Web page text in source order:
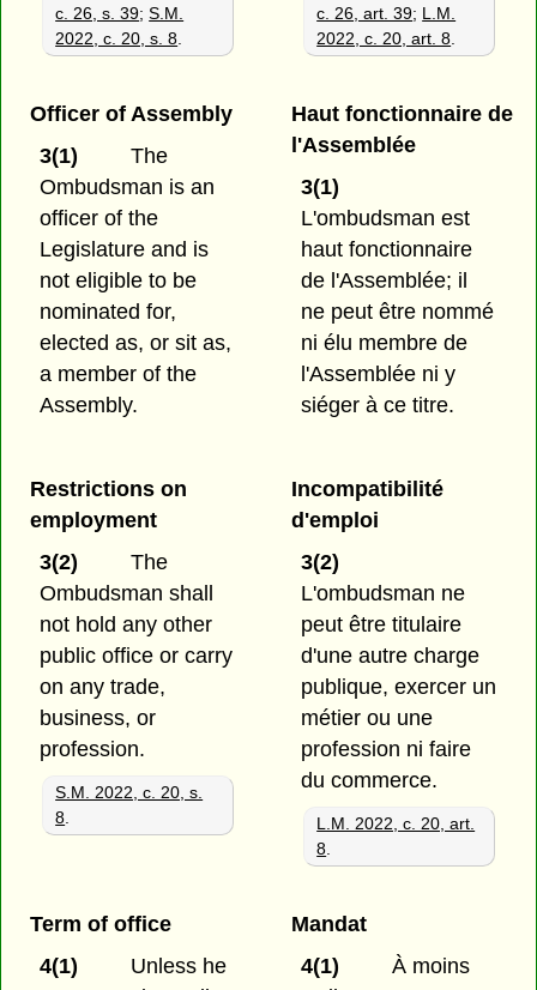
c. 26, s. 39;S.M.
2022, c. 20, s. 8
c. 26, art. 39; L.M.
2022, c. 20, art. 8
Officer of Assembly
3(1)
The
Ombudsman is an
officer of the
Legislature and is
not eligible to be
nominated for,
elected as, or sit as,
a member of the
Assembly.
Haut fonctionnaire de
l'Assemblée
3(1)
L'ombudsman est
haut fonctionnaire
de l'Assemblée; il
ne peut être nommé
ni élu membre de
l'Assemblée ni y
siéger à ce titre.
Restrictions on
employment
3(2)
The
Ombudsman shall
not hold any other
public office or carry
on any trade,
business, or
profession.
S.M. 2022, c. 20, s.
8
Incompatibilité
d'emploi
3(2)
L'ombudsman ne
peut être titulaire
d'une autre charge
publique, exercer un
métier ou une
profession ni faire
du commerce.
L.M. 2022, c. 20, art.
8
Term of office
4(1)
Unless he
Mandat
4(1)
À moins